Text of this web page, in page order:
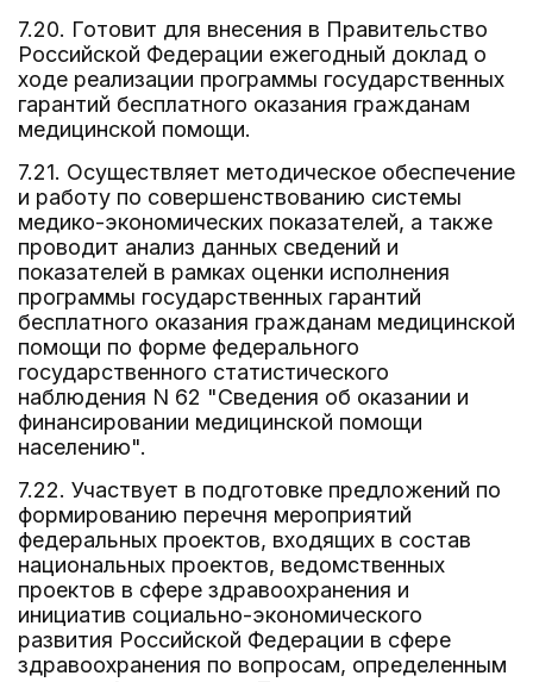
7.20. Готовит для внесения в Правительство
Российской Федерации ежегодный доклад о
ходе реализации программы государственных
гарантий бесплатного оказания гражданам
медицинской помощи.
7.21. Осуществляет методическое обеспечение
и работу по совершенствованию системы
медико-экономических показателей, а также
проводит анализ данных сведений и
показателей в рамках оценки исполнения
программы государственных гарантий
бесплатного оказания гражданам медицинской
помощи по форме федерального
государственного статистического
наблюдения N 62 "Сведения об оказании и
финансировании медицинской помощи
населению".
7.22. Участвует в подготовке предложений по
формированию перечня мероприятий
федеральных проектов, входящих в состав
национальных проектов, ведомственных
проектов в сфере здравоохранения и
инициатив социально-экономического
развития Российской Федерации в сфере
здравоохранения по вопросам, определенным